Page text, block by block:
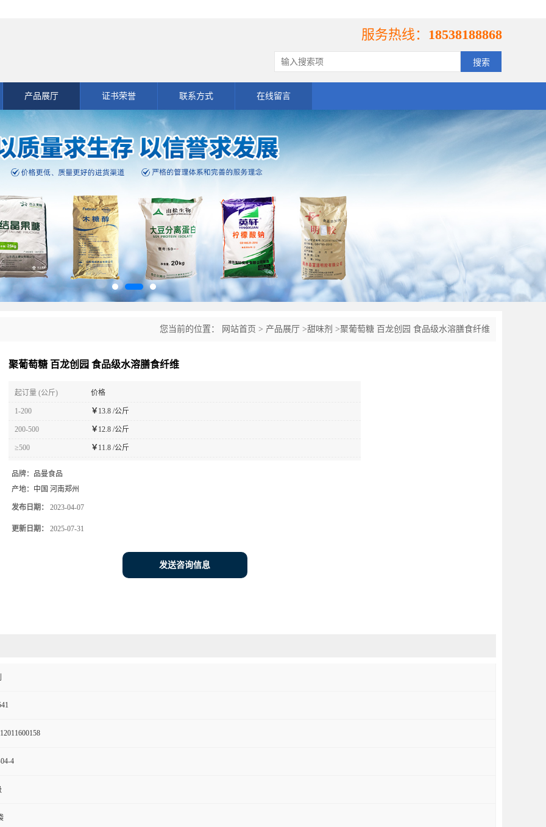
服务热线： 18538188868
产品展厅 证书荣誉 联系方式 在线留言
您当前的位置： 网站首页 > 产品展厅 >甜味剂 >聚葡萄糖 百龙创园 食品级水溶膳食纤维
聚葡萄糖 百龙创园 食品级水溶膳食纤维
起订量 (公斤) 价格
1-200 ￥ 13.8 /公斤
200-500 ￥ 12.8 /公斤
≥500 ￥ 11.8 /公斤
品牌： 品曼食品
产地： 中国 河南郑州
发布日期： 2023-04-07
更新日期： 2025-07-31
发送咨询信息
4